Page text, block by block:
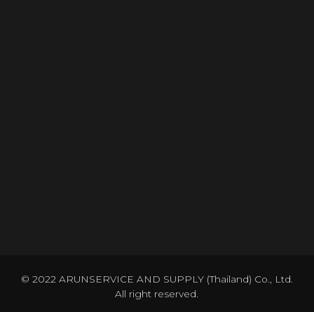
© 2022 ARUNSERVICE AND SUPPLY (Thailand) Co., Ltd.
All right reserved.